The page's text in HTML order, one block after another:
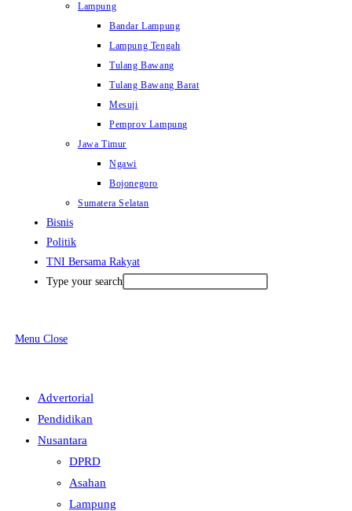
Lampung
Bandar Lampung
Lampung Tengah
Tulang Bawang
Tulang Bawang Barat
Mesuji
Pemprov Lampung
Jawa Timur
Ngawi
Bojonegoro
Sumatera Selatan
Bisnis
Politik
TNI Bersama Rakyat
Type your search
Menu Close
Advertorial
Pendidikan
Nusantara
DPRD
Asahan
Lampung